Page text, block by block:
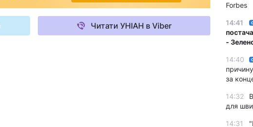
Читати УНІАН в Viber
Forbes
14:41
-
14:40
за
14:32
для
14:31